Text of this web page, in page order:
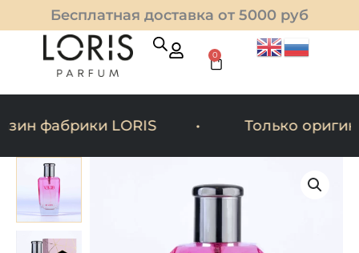
Перейти
к
содержимому
Бесплатная доставка от 5000 руб
0
Cart
фабрики LORIS Только